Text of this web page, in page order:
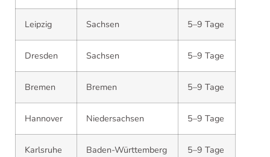
Leipzig Sachsen 5–9 Tage
Dresden Sachsen 5–9 Tage
Bremen Bremen 5–9 Tage
Hannover Niedersachsen 5–9 Tage
Karlsruhe Baden-Württemberg 5–9 Tage